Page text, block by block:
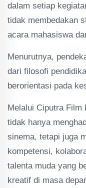
dalam setiap
tidak membedakan
acara mahasiswa
Menurutnya,
dari filosofi
berorientasi pada
Melalui Ciputra Film
tidak hanya
sinema, tetapi juga
kompetensi,
talenta muda yang
kreatif di masa